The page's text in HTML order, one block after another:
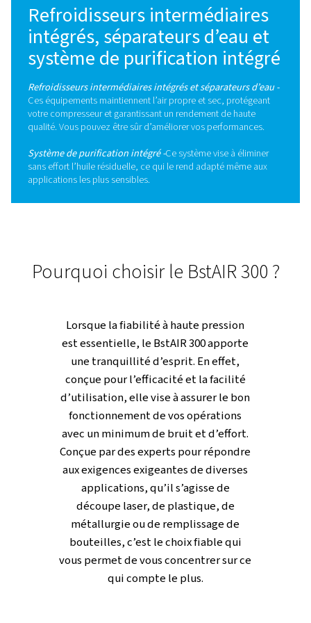
Profitez donc du meilleur, quel que soit votre
d’activité, et faites la différence en adoptant nos
solutions.
Contactez-nous